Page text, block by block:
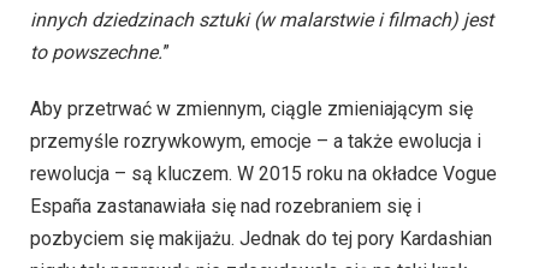
innych dziedzinach sztuki (w malarstwie i filmach) jest
to powszechne.”
Aby przetrwać w zmiennym, ciągle zmieniającym się
przemyśle rozrywkowym, emocje – a także ewolucja i
rewolucja – są kluczem. W 2015 roku na okładce Vogue
España zastanawiała się nad rozebraniem się i
pozbyciem się makijażu. Jednak do tej pory Kardashian